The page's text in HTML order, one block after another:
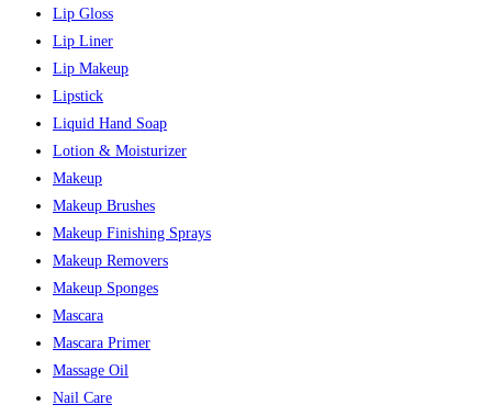
Lip Gloss
Lip Liner
Lip Makeup
Lipstick
Liquid Hand Soap
Lotion & Moisturizer
Makeup
Makeup Brushes
Makeup Finishing Sprays
Makeup Removers
Makeup Sponges
Mascara
Mascara Primer
Massage Oil
Nail Care